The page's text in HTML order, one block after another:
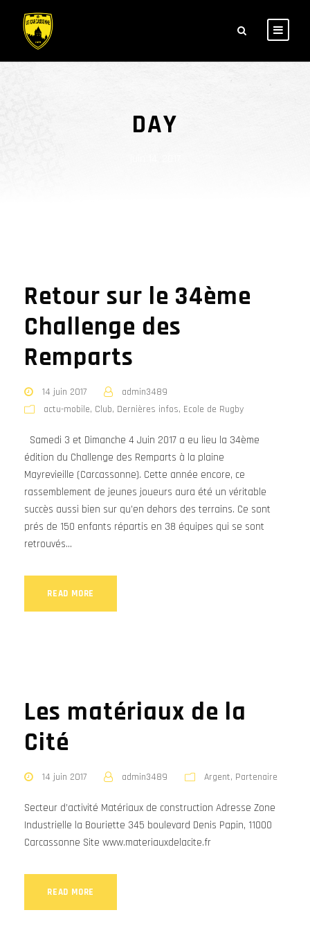
DAY
Retour sur le 34ème
Challenge des
Remparts
14 juin 2017
admin3489
actu-mobile, Club, Dernières infos, Ecole de Rugby
Samedi 3 et Dimanche 4 Juin 2017 a eu lieu la 34ème
édition du Challenge des Remparts à la plaine
Mayrevieille (Carcassonne). Cette année encore, ce
rassemblement de jeunes joueurs aura été un véritable
succès aussi bien sur qu’en dehors des terrains. Ce sont
prés de 150 enfants répartis en 38 équipes qui se sont
retrouvés...
READ MORE
Les matériaux de la
Cité
14 juin 2017 admin3489 Argent, Partenaire
Secteur d’activité Matériaux de construction Adresse Zone
Industrielle la Bouriette 345 boulevard Denis Papin, 11000
Carcassonne Site www.materiauxdelacite.fr
READ MORE